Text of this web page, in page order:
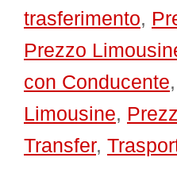
trasferimento,
Prezzo
con Conducente,
Limousine,
Transfer,